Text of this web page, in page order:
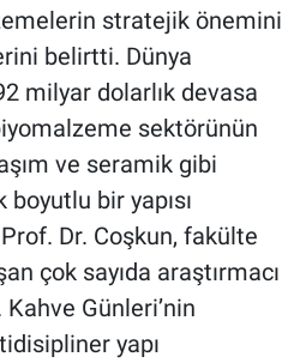
stratejik önemini
belirtti. Dünya
milyar dolarlık devasa
sektörünün
ve seramik gibi
bir yapısı
Dr. Coşkun, fakülte
çok sayıda araştırmacı
Günleri’nin
yapı